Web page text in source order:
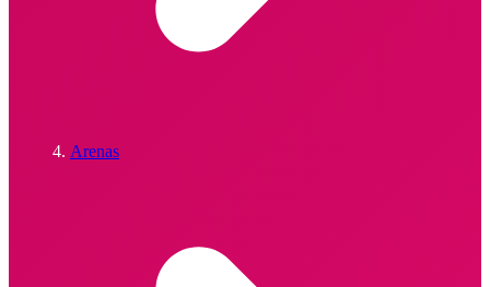
Arenas